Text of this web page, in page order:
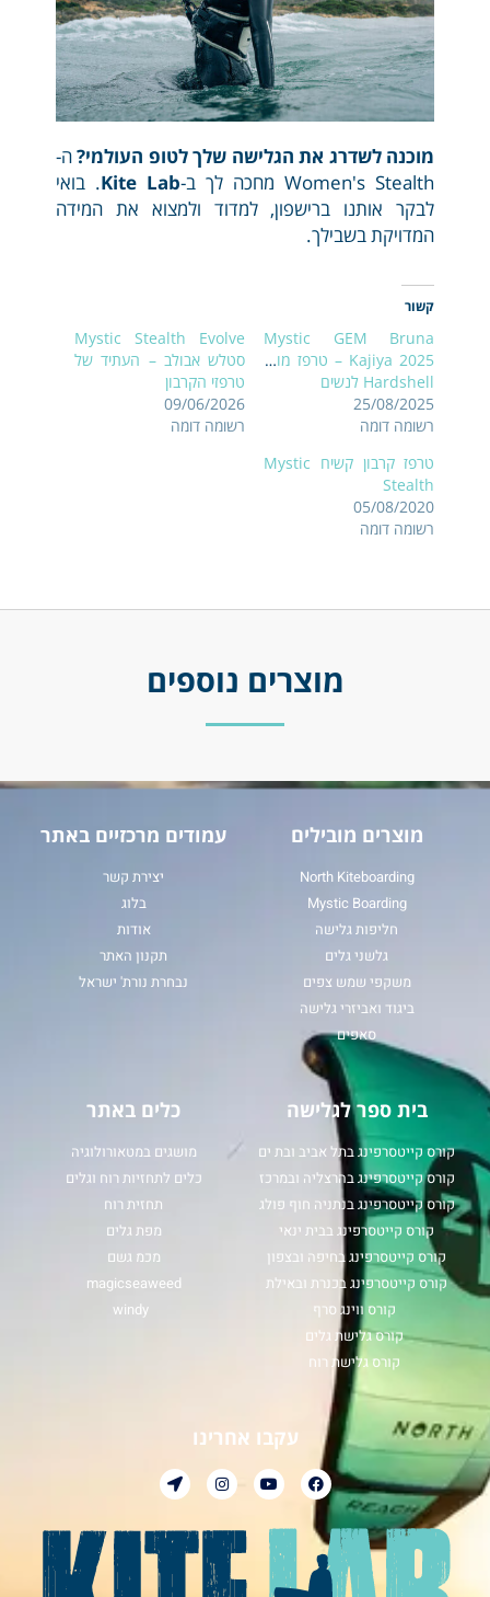
מוכנה לשדרג את הגלישה שלך לטופ העולמי?ה-
Women's Stealth מחכה לך ב-
Kite Lab. בואי
לבקר אותנו ברישפון, למדוד ולמצוא את המידה
המדויקת בשבילך.
קשור
Mystic GEM Bruna
Kajiya 2025 – טרפז מותן
Hardshell לנשים
25/08/2025
רשומה דומה
Mystic Stealth Evolve
סטלש אבולב – העתיד של
טרפזי הקרבון
09/06/2026
רשומה דומה
טרפז קרבון קשיח Mystic
Stealth
05/08/2020
רשומה דומה
מוצרים נוספים
מוצרים מובילים
North Kiteboarding
Mystic Boarding
חליפות גלישה
גלשני גלים
משקפי שמש צפים
ביגוד ואביזרי גלישה
סאפים
עמודים מרכזיים באתר
יצירת קשר
בלוג
אודות
תקנון האתר
נבחרת נורת' ישראל
בית ספר לגלישה
קורס קייטסרפינג בתל אביב ובת ים
קורס קייטסרפינג בהרצליה ובמרכז
קורס קייטסרפינג בנתניה חוף פולג
קורס קייטסרפינג בבית ינאי
קורס קייטסרפינג בחיפה ובצפון
קורס קייטסרפינג בכנרת ובאילת
קורס ווינג סרף
קורס גלישת גלים
קורס גלישת רוח
כלים באתר
מושגים במטאורולוגיה
כלים לתחזיות רוח וגלים
תחזית רוח
מפת גלים
מכמ גשם
magicseaweed
windy
עקבו אחרינו